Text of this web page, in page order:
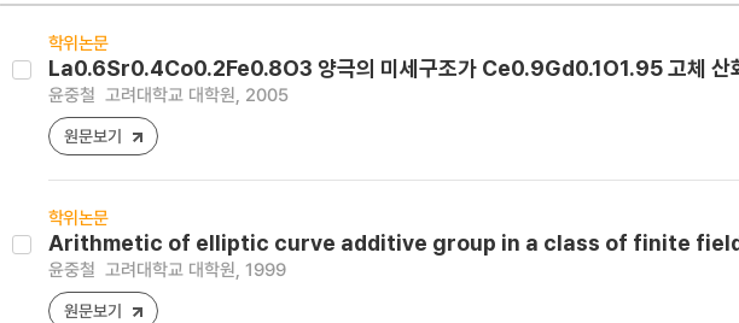
학위논문
La0.6Sr0.4Co0.2Fe0.8O3 양극의 미세구조가 Ce0.9Gd0.1O1.95 고체 산화
윤중철 고려대학교 대학원, 2005
원문보기
학위논문
Arithmetic of elliptic curve additive group in a class of finite
윤중철 고려대학교 대학원, 1999
원문보기